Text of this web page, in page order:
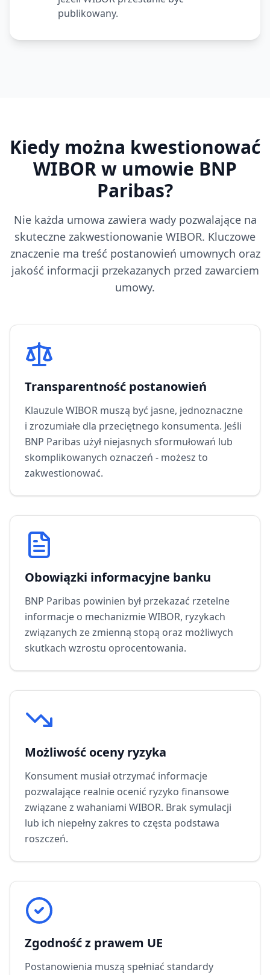
publikowany.
Kiedy można kwestionować
WIBOR w umowie BNP
Paribas?
Nie każda umowa zawiera wady pozwalające na
skuteczne zakwestionowanie WIBOR. Kluczowe
znaczenie ma treść postanowień umownych oraz
jakość informacji przekazanych przed zawarciem
umowy.
Transparentność postanowień
Klauzule WIBOR muszą być jasne, jednoznaczne
i zrozumiałe dla przeciętnego konsumenta. Jeśli
BNP Paribas użył niejasnych sformułowań lub
skomplikowanych oznaczeń - możesz to
zakwestionować.
Obowiązki informacyjne banku
BNP Paribas powinien był przekazać rzetelne
informacje o mechanizmie WIBOR, ryzykach
związanych ze zmienną stopą oraz możliwych
skutkach wzrostu oprocentowania.
Możliwość oceny ryzyka
Konsument musiał otrzymać informacje
pozwalające realnie ocenić ryzyko finansowe
związane z wahaniami WIBOR. Brak symulacji
lub ich niepełny zakres to częsta podstawa
roszczeń.
Zgodność z prawem UE
Postanowienia muszą spełniać standardy